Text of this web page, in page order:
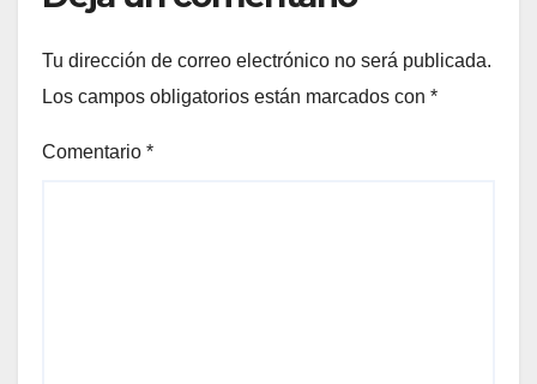
Tu dirección de correo electrónico no será publicada.
Los campos obligatorios están marcados con *
Comentario *